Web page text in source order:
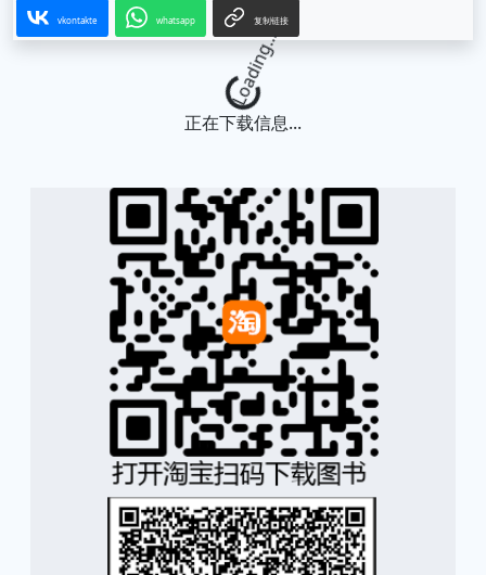
vkontakte whatsapp 复制链接
Loading...
正在下载信息...